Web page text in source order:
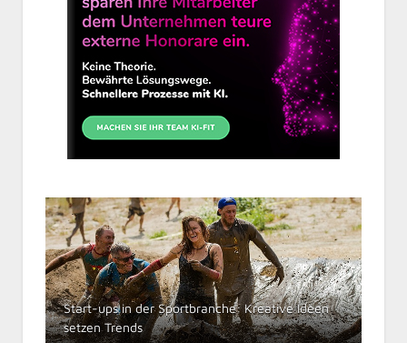
Start-ups in der Sportbranche: Kreative Ideen
setzen Trends